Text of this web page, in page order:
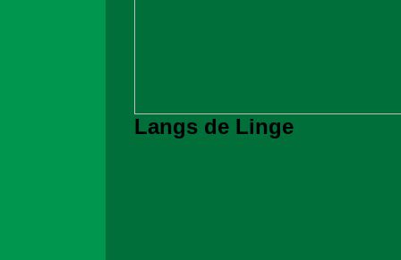
Langs de Linge